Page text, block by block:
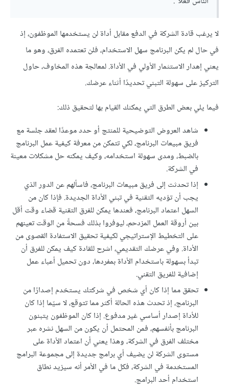
لا يرغب قادة الشركة في الدفع مقابل أداة لن يستخدمها الموظفون، إذ
في حال لم يكن البرنامج سهل الاستخدام، فلن تعتمده الفرق، وهو ما
يعني إهدار الاستثمار الأولي في الأداة. لمعالجة هذه المخاوف، حاول
التركيز على سهولة التبني تحديدًا أثناء عرضك.
فيما يلي بعض الطرق التي يمكنك القيام بها لتحقيق ذلك:
شاهد العروض التوضيحية للمنتج أو حدد موعدًا لعقد جلسة مع
فريق مبيعات البرنامج، لكي تتمكن من معرفة كيفية عمل البرنامج
بالضبط، ومدى سهولة استخدامه، وكيف يمكنه حل مشكلات معينة
في الشركة.
إذا تحدثت إلى فريق مبيعات البرنامج، فاسألهم عن الدور الذي
يجب أن تؤديه التقنية في تبني الأداة الجديدة. فإذا كان من
السهل اعتماد البرنامج، فعندها يمكن للفرق التقنية قضاء وقت أقل
بين أروقة العمل المزدحم، ليوفروا بذلك فسحةً من الوقت تعينهم
على التخطيط الإستراتيجي لكيفية تحقيق الاستفادة القصوى من
الأداة. وفي عرضك التقديمي، اشرح للقادة كيف يمكن للفرق أن
تبدأ بسهولة باستخدام الأداة بمفردها، دون تحميل أعباء عمل
إضافية للفريق التقني.
تحقق مما إذا كان أي شخص في شركتك يستخدم إصدارًا من
البرنامج، إذ تحدث هذه الحالة أكثر مما تتوقع، لا سيّما إذا كان
للأداة إصدار أساسي غير مدفوع. إذا كان الموظفون يتبنون
البرنامج بأنفسهم، فمن المحتمل أن يكون من السهل نشره عبر
مختلف الفرق في الشركة، وهذا يعني أن اعتماد الأداة على
مستوى الشركة لن يضيف أي برامج جديدة إلى مجموعة البرامج
المستخدمة في الشركة، فكل ما في الأمر أنه سيزيد نطاق
استخدام أحد البرامج.